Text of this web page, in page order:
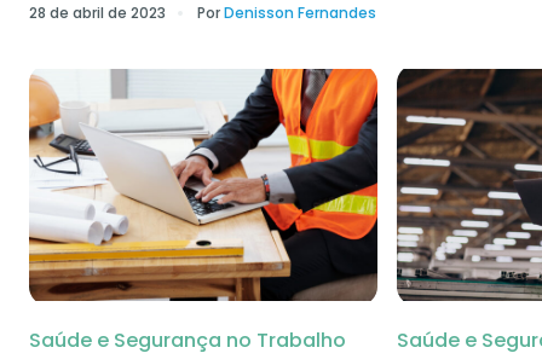
28 de abril de 2023 PorDenisson Fernandes
Saúde e Segurança no Trabalho Saúde e